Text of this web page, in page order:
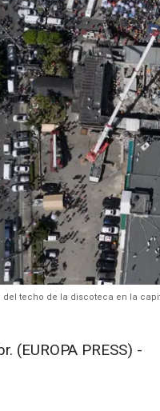
techo de la discoteca en la
(EUROPA PRESS) -